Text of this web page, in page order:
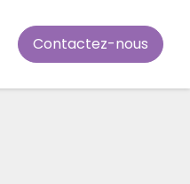
Contactez-nous